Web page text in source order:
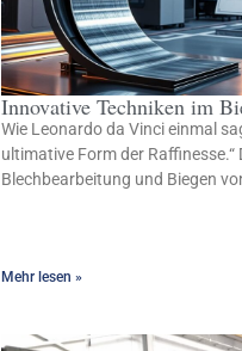
Innovative Techniken im
Wie Leonardo da Vinci einmal
ultimative Form der
Blechbearbeitung und Biegen
Mehr lesen »